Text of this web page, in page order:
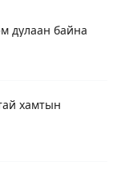
дулаан байна
хамтын